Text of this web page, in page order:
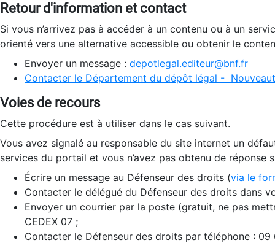
Retour d'information et contact
Si vous n’arrivez pas à accéder à un contenu ou à un
orienté vers une alternative accessible ou obtenir le
Envoyer un message : depotlegal.editeur@bnf.fr
Contacter le Département du dépôt légal -
Voies de recours
Cette procédure est à utiliser dans le cas suivant.
Vous avez signalé au responsable du site internet un
services du portail et vous n’avez pas obtenu de réponse
Écrire un message au Défenseur des droits (via le
Contacter le délégué du Défenseur des droits dans
Envoyer un courrier par la poste (gratuit, ne pas
CEDEX 07 ;
Contacter le Défenseur des droits par téléphone :